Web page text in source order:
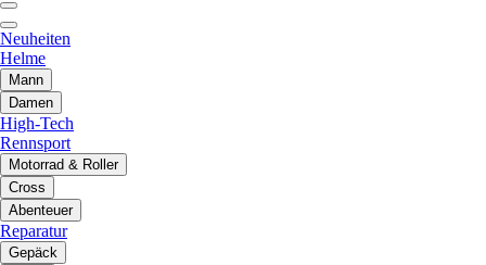
Neuheiten
Helme
Mann
Damen
High-Tech
Rennsport
Motorrad & Roller
Cross
Abenteuer
Reparatur
Gepäck